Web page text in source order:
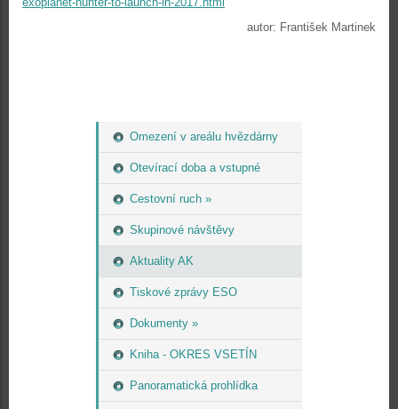
Omezení v areálu hvězdárny
Otevírací doba a vstupné
Cestovní ruch »
Skupinové návštěvy
Aktuality AK
Tiskové zprávy ESO
Dokumenty »
Kniha - OKRES VSETÍN
Panoramatická prohlídka
autor: František Martinek